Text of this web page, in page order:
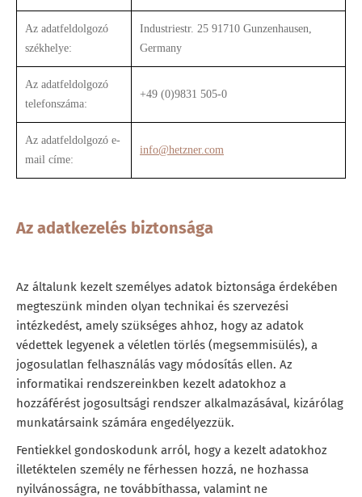
Az adatfeldolgozó
székhelye:
Industriestr. 25 91710 Gunzenhausen,
Germany
Az adatfeldolgozó
telefonszáma:
+49 (0)9831 505-0
Az adatfeldolgozó e-
mail címe:
info@hetzner.com
Az adatkezelés biztonsága
Az általunk kezelt személyes adatok biztonsága érdekében
megteszünk minden olyan technikai és szervezési
intézkedést, amely szükséges ahhoz, hogy az adatok
védettek legyenek a véletlen törlés (megsemmisülés), a
jogosulatlan felhasználás vagy módosítás ellen. Az
informatikai rendszereinkben kezelt adatokhoz a
hozzáférést jogosultsági rendszer alkalmazásával, kizárólag
munkatársaink számára engedélyezzük.
Fentiekkel gondoskodunk arról, hogy a kezelt adatokhoz
illetéktelen személy ne férhessen hozzá, ne hozhassa
nyilvánosságra, ne továbbíthassa, valamint ne